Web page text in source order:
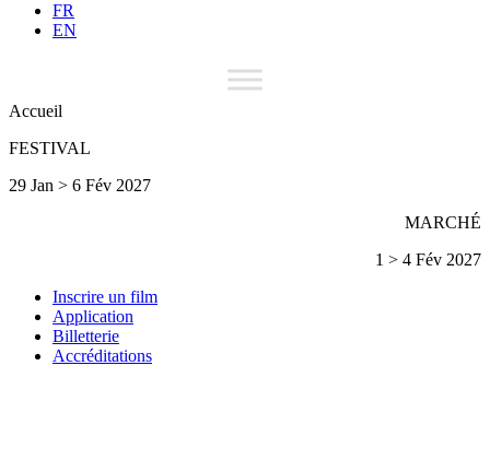
FR
EN
Accueil
FESTIVAL
29 Jan > 6 Fév 2027
MARCHÉ
1 > 4 Fév 2027
Inscrire un film
Application
Billetterie
Accréditations